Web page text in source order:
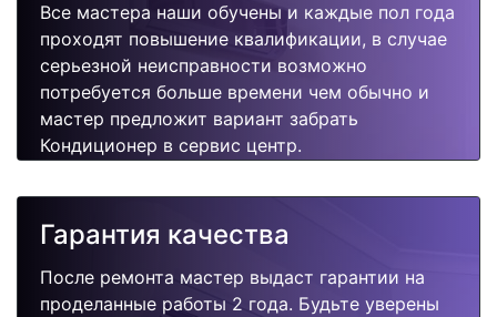
Все мастера наши обучены и каждые пол года
проходят повышение квалификации, в случае
серьезной неисправности возможно
потребуется больше времени чем обычно и
мастер предложит вариант забрать
Кондиционер в сервис центр.
Гарантия качества
После ремонта мастер выдаст гарантии на
проделанные работы 2 года. Будьте уверены